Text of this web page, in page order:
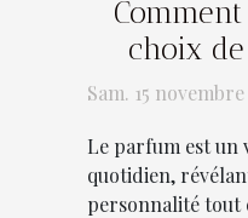
choix
Sam. 15
Le parfum est un
quotidien,
personnalité tout